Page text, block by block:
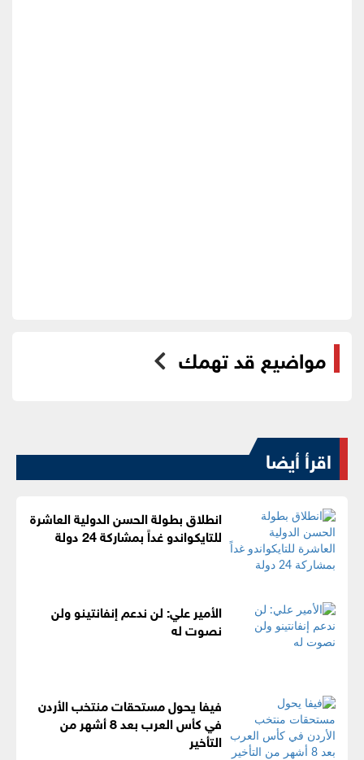
مواضيع قد تهمك
اقرأ أيضا
انطلاق بطولة الحسن الدولية العاشرة
للتايكواندو غداً بمشاركة 24 دولة
الأمير علي: لن ندعم إنفانتينو ولن
نصوت له
فيفا يحول مستحقات منتخب الأردن
في كأس العرب بعد 8 أشهر من
التأخير